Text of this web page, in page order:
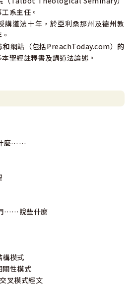
系主任。
講道法十年，於亞利桑那州及德州教
和網站（包括PreachToday.com）的
聖經註釋書及講道法論述。
麼……
……說些什麼
構模式
關性模式
叉模式經文